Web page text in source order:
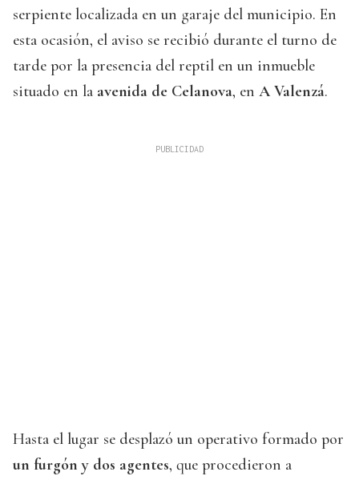
serpiente localizada en un garaje del municipio. En
esta ocasión, el aviso se recibió durante el turno de
tarde por la presencia del reptil en un inmueble
situado en la avenida de Celanova, en A Valenzá.
Hasta el lugar se desplazó un operativo formado por
un furgón y dos agentes, que procedieron a